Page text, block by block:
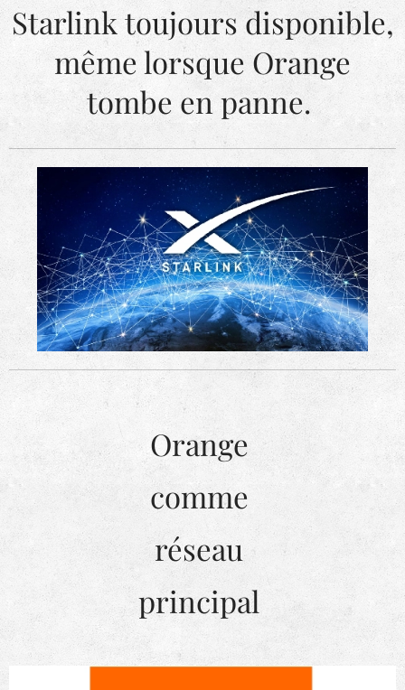
Starlink toujours disponible,
même lorsque Orange
tombe en panne.
Orange
comme
réseau
principal